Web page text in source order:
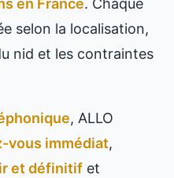
en France. Chaque
selon la localisation,
nid et les contraintes
, ALLO
vous immédiat,
et définitif et